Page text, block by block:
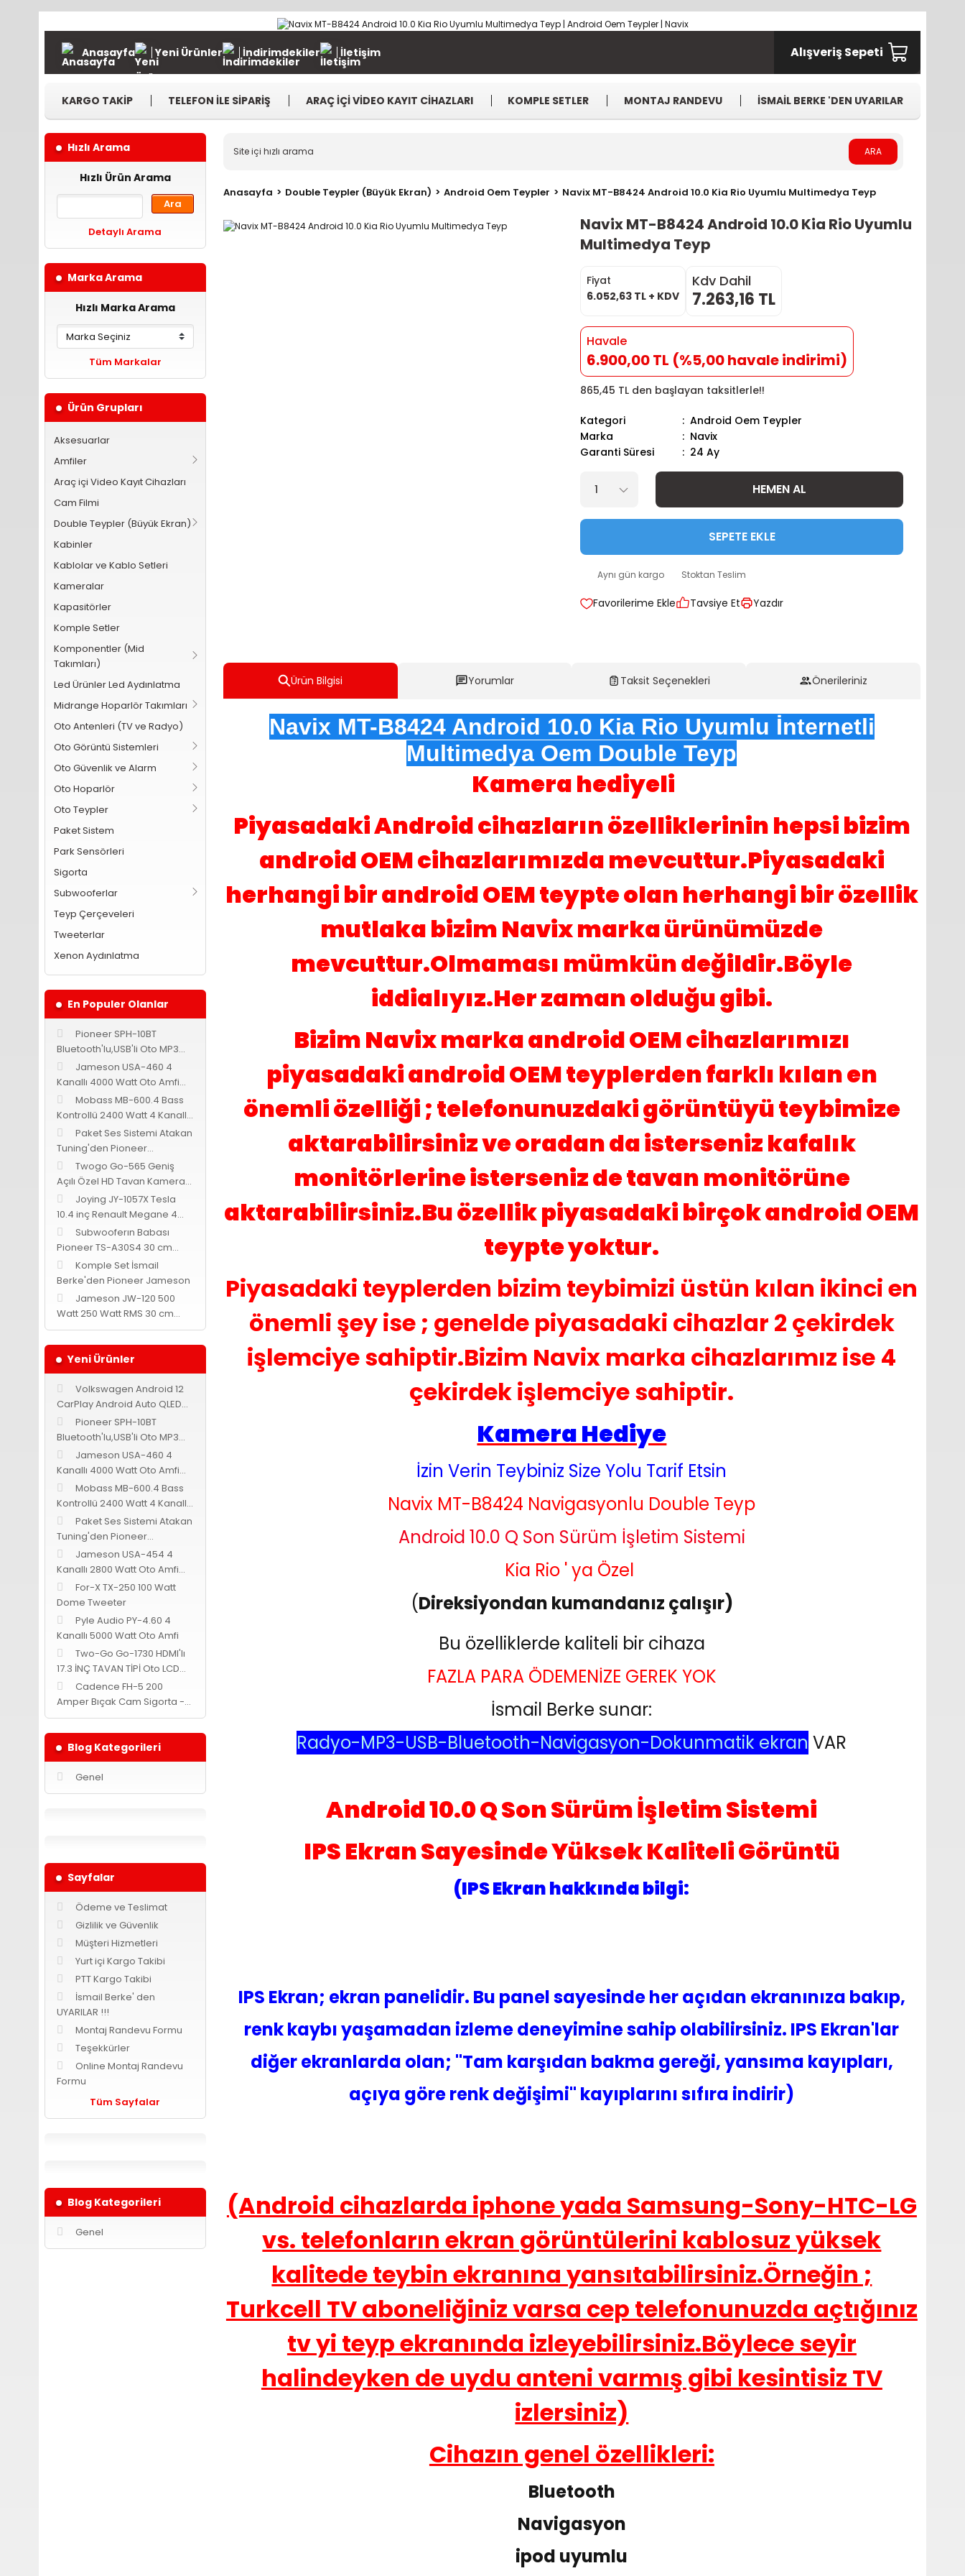
Anasayfa Yeni Ürünler İndirimdekiler İletişim Alışveriş Sepeti
KARGO TAKİP TELEFON İLE SİPARİŞ ARAÇ İÇİ VİDEO KAYIT CİHAZLARI KOMPLE SETLER MONTAJ RANDEVU İSMAİL BERKE 'DEN UYARILAR
Hızlı Arama
Hızlı Ürün Arama
Ara
Detaylı Arama
Marka Arama
Hızlı Marka Arama
Tüm Markalar
Ürün Grupları
Aksesuarlar
Amfiler
Araç içi Video Kayıt Cihazları
Cam Filmi
Double Teypler (Büyük Ekran)
Kabinler
Kablolar ve Kablo Setleri
Kameralar
Kapasitörler
Komple Setler
Komponentler (Mid
Takımları)
Led Ürünler Led Aydınlatma
Midrange Hoparlör Takımları
Oto Antenleri (TV ve Radyo)
Oto Görüntü Sistemleri
Oto Güvenlik ve Alarm
Oto Hoparlör
Oto Teypler
Paket Sistem
Park Sensörleri
Sigorta
Subwooferlar
Teyp Çerçeveleri
Tweeterlar
Xenon Aydınlatma
En Populer Olanlar
Pioneer SPH-10BT
Bluetooth'lu,USB'li Oto MP3
TeypJameson USA-460 4
Kanallı 4000 Watt Oto Amfi
Bass Kontrollü
Mobass MB-600.4 Bass
Kontrollü 2400 Watt 4 Kanallı
Oto Amfi
Paket Ses Sistemi Atakan
Tuning'den Pioneer
Cadence Jameson
Twogo Go-565 Geniş
Açılı Özel HD Tavan Kamerası
-Siyah-Joying JY-1057X Tesla
10.4 inç Renault Megane 4
Android 9.0
Subwooferın Babası
Pioneer TS-A30S4 30 cm
subwoofer 1400 Watt 400
Watt RMS
Komple Set İsmail
Berke'den Pioneer Jameson
Jameson JW-120 500
Watt 250 Watt RMS 30 cm
Subwoofer
Yeni Ürünler
Volkswagen Android 12
CarPlay Android Auto QLED
Multimedya Navix
Pioneer SPH-10BT
Bluetooth'lu,USB'li Oto MP3
TeypJameson USA-460 4
Kanallı 4000 Watt Oto Amfi
Bass Kontrollü
Mobass MB-600.4 Bass
Kontrollü 2400 Watt 4 Kanallı
Oto Amfi
Paket Ses Sistemi Atakan
Tuning'den Pioneer
Cadence Jameson
Jameson USA-454 4
Kanallı 2800 Watt Oto Amfi
Bass Kontrollü
For-X TX-250 100 Watt
Dome Tweeter
Pyle Audio PY-4.60 4
Kanallı 5000 Watt Oto Amfi
Two-Go Go-1730 HDMI'lı
17.3 İNÇ TAVAN TİPİ Oto LCD
MONİTÖR -Siyah-
Cadence FH-5 200
Amper Bıçak Cam Sigorta -
Yuvarlak-
Blog Kategorileri
Genel
Sayfalar
Ödeme ve Teslimat
Gizlilik ve Güvenlik
Müşteri Hizmetleri
Yurt içi Kargo Takibi
PTT Kargo Takibi
İsmail Berke' den
UYARILAR !!!
Montaj Randevu Formu
Teşekkürler
Online Montaj Randevu
Formu
Tüm Sayfalar
Blog Kategorileri
Genel
ARA
Anasayfa Double Teypler (Büyük Ekran) Android Oem Teypler Navix MT-B8424 Android 10.0 Kia Rio Uyumlu Multimedya Teyp
Navix MT-B8424 Android 10.0 Kia Rio Uyumlu
Multimedya Teyp
Fiyat
6.052,63 TL + KDV
Kdv Dahil
7.263,16 TL
Havale
6.900,00 TL (%5,00 havale indirimi)
865,45 TL den başlayan taksitlerle!!
Kategori
Android Oem Teypler
Marka
Navix
Garanti Süresi
24 Ay
HEMEN AL
SEPETE EKLE
Aynı gün kargo Stoktan Teslim
Tavsiye Et Yazdır
Ürün Bilgisi Yorumlar Taksit Seçenekleri Önerileriniz
Navix MT-B8424 Android 10.0 Kia Rio Uyumlu İnternetli
Multimedya Oem Double Teyp
Kamera hediyeli
Piyasadaki Android cihazların özelliklerinin hepsi bizim
android OEM cihazlarımızda mevcuttur.Piyasadaki
herhangi bir android OEM teypte olan herhangi bir özellik
mutlaka bizim Navix marka ürünümüzde
mevcuttur.Olmaması mümkün değildir.Böyle
iddialıyız.Her zaman olduğu gibi.
Bizim Navix marka android OEM cihazlarımızı
piyasadaki android OEM teyplerden farklı kılan en
önemli özelliği ; telefonunuzdaki görüntüyü teybimize
aktarabilirsiniz ve oradan da isterseniz kafalık
monitörlerine isterseniz de tavan monitörüne
aktarabilirsiniz.Bu özellik piyasadaki birçok android OEM
teypte yoktur.
Piyasadaki teyplerden bizim teybimizi üstün kılan ikinci en
önemli şey ise ; genelde piyasadaki cihazlar 2 çekirdek
işlemciye sahiptir.Bizim Navix marka cihazlarımız ise 4
çekirdek işlemciye sahiptir.
Kamera Hediye
İzin Verin Teybiniz Size Yolu Tarif Etsin
Navix MT-B8424 Navigasyonlu Double Teyp
Android 10.0 Q Son Sürüm İşletim Sistemi
Kia Rio ' ya Özel
(Direksiyondan kumandanız çalışır)
Bu özelliklerde kaliteli bir cihaza
FAZLA PARA ÖDEMENİZE GEREK YOK
İsmail Berke sunar:
Radyo-MP3-USB-Bluetooth-Navigasyon-Dokunmatik ekran VAR
Android 10.0 Q Son Sürüm İşletim Sistemi
IPS Ekran Sayesinde Yüksek Kaliteli Görüntü
(IPS Ekran hakkında bilgi:
IPS Ekran; ekran panelidir. Bu panel sayesinde her açıdan ekranınıza bakıp,
renk kaybı yaşamadan izleme deneyimine sahip olabilirsiniz. IPS Ekran'lar
diğer ekranlarda olan; "Tam karşıdan bakma gereği, yansıma kayıpları,
açıya göre renk değişimi" kayıplarını sıfıra indirir)
(Android cihazlarda iphone yada Samsung-Sony-HTC-LG
vs. telefonların ekran görüntülerini kablosuz yüksek
kalitede teybin ekranına yansıtabilirsiniz.Örneğin ;
Turkcell TV aboneliğiniz varsa cep telefonunuzda açtığınız
tv yi teyp ekranında izleyebilirsiniz.Böylece seyir
halindeyken de uydu anteni varmış gibi kesintisiz TV
izlersiniz)
Cihazın genel özellikleri:
Bluetooth
Navigasyon
ipod uyumlu